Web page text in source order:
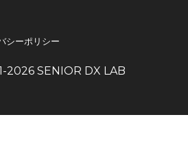
シーポリシー
2026 SENIOR DX LAB